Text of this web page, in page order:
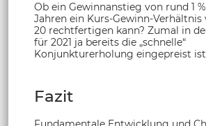
Ob ein Gewinnanstieg von rund 1
Jahren ein Kurs-Gewinn-
20 rechtfertigen kann? Zumal in
für 2021 ja bereits die „schnelle“
Konjunkturerholung eingepreist
Fazit